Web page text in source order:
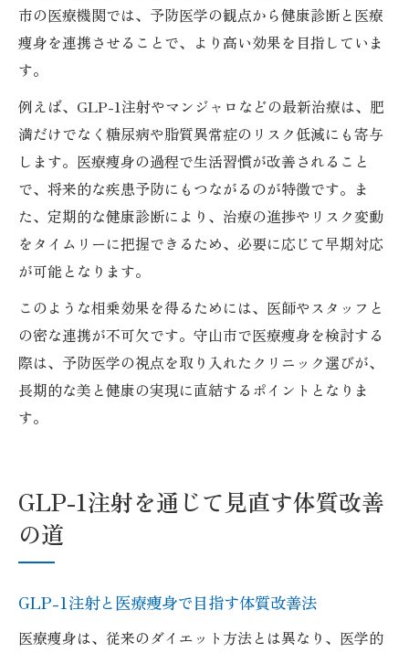
市の医療機関では、予防医学の観点から健康診断と医療
痩身を連携させることで、より高い効果を目指していま
す。
例えば、GLP-1注射やマンジャロなどの最新治療は、肥
満だけでなく糖尿病や脂質異常症のリスク低減にも寄与
します。医療痩身の過程で生活習慣が改善されること
で、将来的な疾患予防にもつながるのが特徴です。ま
た、定期的な健康診断により、治療の進捗やリスク変動
をタイムリーに把握できるため、必要に応じて早期対応
が可能となります。
このような相乗効果を得るためには、医師やスタッフと
の密な連携が不可欠です。守山市で医療痩身を検討する
際は、予防医学の視点を取り入れたクリニック選びが、
長期的な美と健康の実現に直結するポイントとなりま
す。
GLP-1注射を通じて見直す体質改善
の道
GLP-1注射と医療痩身で目指す体質改善法
医療痩身は、従来のダイエット方法とは異なり、医学的